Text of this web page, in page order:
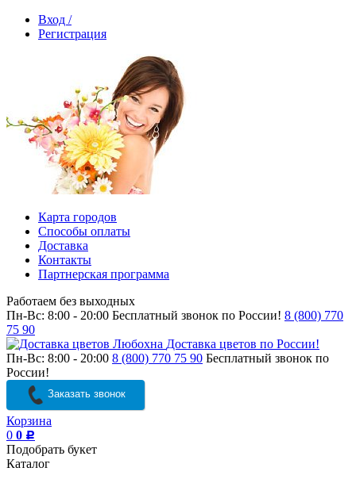
Вход /
Регистрация
Карта городов
Способы оплаты
Доставка
Контакты
Партнерская программа
Работаем без выходных
Пн-Вс: 8:00 - 20:00 Бесплатный звонок по России! 8 (800) 770
75 90
Доставка цветов по России!
Пн-Вс: 8:00 - 20:00 8 (800) 770 75 90 Бесплатный звонок по
России!
Заказать звонок
Корзина
0 0 Р
Подобрать букет
Каталог